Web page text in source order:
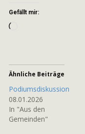
Gefällt mir:
Ähnliche Beiträge
Podiumsdiskussion
08.01.2026
In "Aus den
Gemeinden"